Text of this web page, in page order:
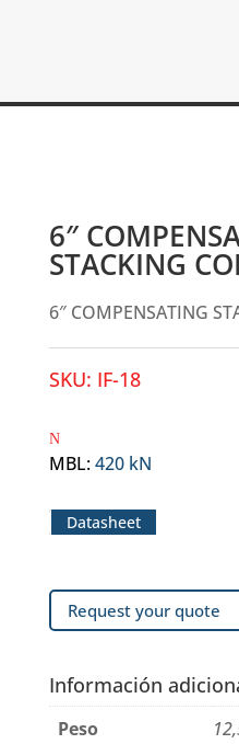
6″
STACKING
6″ COMPENSATING
SKU: IF-18
MBL:420 kN
Datasheet
Request your quote
Información
Peso